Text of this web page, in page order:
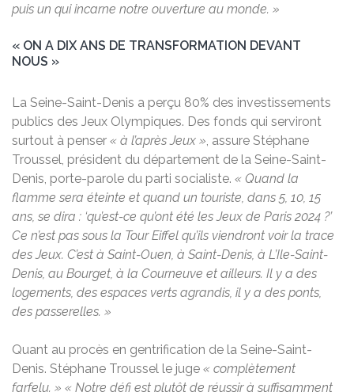
puis un qui incarne notre ouverture au monde. »
« ON A DIX ANS DE TRANSFORMATION DEVANT
NOUS »
La Seine-Saint-Denis a perçu 80% des investissements
publics des Jeux Olympiques. Des fonds qui serviront
surtout à penser « à l’après Jeux » , assure Stéphane
Troussel, président du département de la Seine-Saint-
Denis, porte-parole du parti socialiste. « Quand la
flamme sera éteinte et quand un touriste, dans 5, 10, 15
ans, se dira : ‘qu’est-ce qu’ont été les Jeux de Paris 2024 ?’
Ce n’est pas sous la Tour Eiffel qu’ils viendront voir la trace
des Jeux. C’est à Saint-Ouen, à Saint-Denis, à L’Ile-Saint-
Denis, au Bourget, à la Courneuve et ailleurs. Il y a des
logements, des espaces verts agrandis, il y a des ponts,
des passerelles. »
Quant au procès en gentrification de la Seine-Saint-
Denis. Stéphane Troussel le juge « complètement
farfelu. » « Notre défi est plutôt de réussir à suffisamment